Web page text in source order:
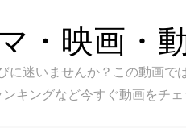
・映画・
迷いませんか？この動画で
ンキングなど今すぐ動画をチ